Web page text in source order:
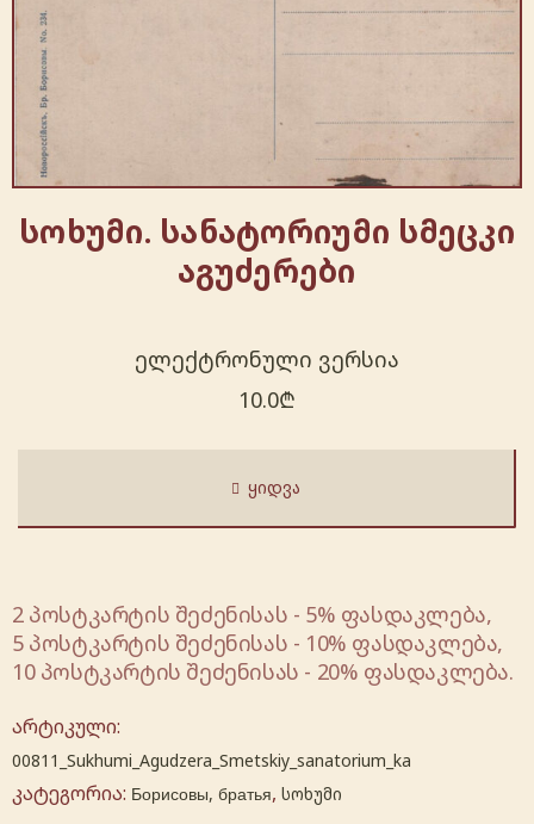
სოხუმი. სანატორიუმი სმეცკი
აგუძერები
ელექტრონული ვერსია
10.0₾
ᲧᲘᲓᲕᲐ
2 პოსტკარტის შეძენისას - 5% ფასდაკლება,
5 პოსტკარტის შეძენისას - 10% ფასდაკლება,
10 პოსტკარტის შეძენისას - 20% ფასდაკლება.
არტიკული:
00811_Sukhumi_Agudzera_Smetskiy_sanatorium_ka
კატეგორია: Борисовы, братья, სოხუმი